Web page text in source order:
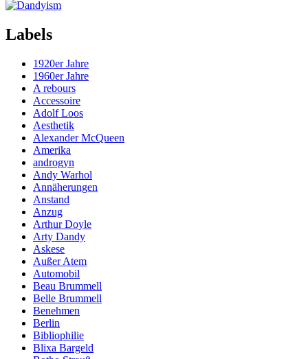
Labels
1920er Jahre
1960er Jahre
A rebours
Accessoire
Adolf Loos
Aesthetik
Alexander McQueen
Amerika
androgyn
Andy Warhol
Annäherungen
Anstand
Anzug
Arthur Doyle
Arty Dandy
Askese
Außer Atem
Automobil
Beau Brummell
Belle Brummell
Benehmen
Berlin
Bibliophilie
Blixa Bargeld